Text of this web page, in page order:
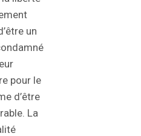
un
pour le
d’être
La